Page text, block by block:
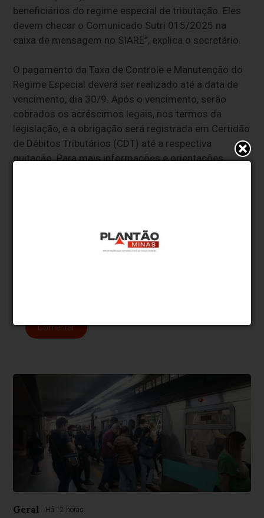
beneficiários do regime especial de tributação. Eles
devem checar o Comunicado Sutri 015/2025 na
caixa de mensagem no SIARE”, explica o secretário.
O pagamento da Taxa de Controle e Manutenção do
Regime Especial deverá ser realizado até a data de
vencimento, dia 30/9. Após o vencimento, serão
cobrados os acréscimos legais, nos termos da
legislação, e a obrigação será registrada em Certidão
de Débitos Tributários (CDT) até a respectiva
quitação. Para mais informações e orientações,
comentários em desacordo com o propósito do site ou que
contenham palavras ofensivas.
Comentar
Geral Há 12 horas